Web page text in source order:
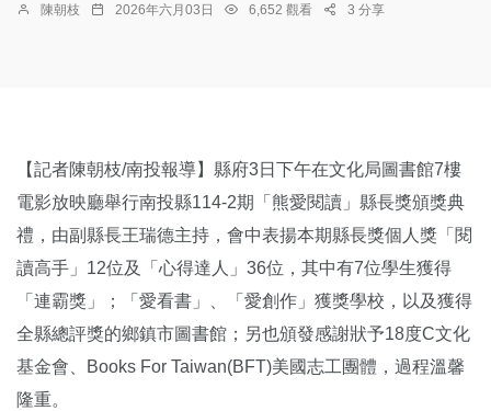
陳朝枝 2026年六月03日 6,652 觀看 3 分享
【記者陳朝枝/南投報導】縣府3日下午在文化局圖書館7樓
電影放映廳舉行南投縣114-2期「熊愛閱讀」縣長獎頒獎典
禮，由副縣長王瑞德主持，會中表揚本期縣長獎個人獎「閱
讀高手」12位及「心得達人」36位，其中有7位學生獲得
「連霸獎」；「愛看書」、「愛創作」獲獎學校，以及獲得
全縣總評獎的鄉鎮市圖書館；另也頒發感謝狀予18度C文化
基金會、Books For Taiwan(BFT)美國志工團體，過程溫馨
隆重。